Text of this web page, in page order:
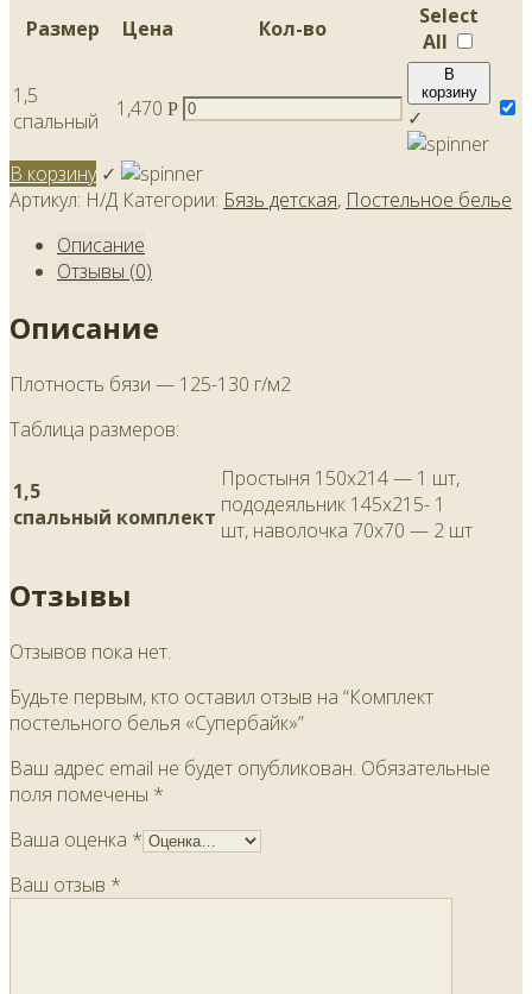
Размер Цена Кол-во
Select
All
1,5
спальный
1,470 Р
В
корзину
✓
В корзину ✓
Артикул: Н/Д Категории: Бязь детская, Постельное белье
Описание
Отзывы (0)
Описание
Плотность бязи — 125-130 г/м2
Таблица размеров:
1,5
спальный комплект
Простыня 150х214 — 1 шт,
пододеяльник 145х215- 1
шт, наволочка 70х70 — 2 шт
Отзывы
Отзывов пока нет.
Будьте первым, кто оставил отзыв на “Комплект
постельного белья «Супербайк»”
Ваш адрес email не будет опубликован. Обязательные
поля помечены *
Ваша оценка *
Ваш отзыв *